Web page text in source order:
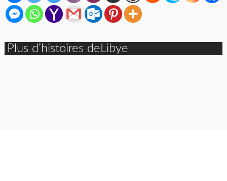
Plus d’histoires deLibye